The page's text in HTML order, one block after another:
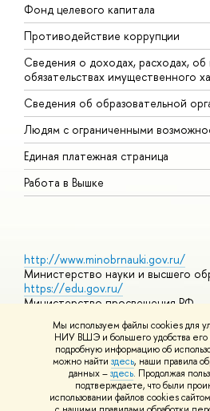
Мы используем файлы cookies для
НИУ ВШЭ и большего удобства его
подробную информацию об
можно найти здесь, наши правила
данных –здесь. Продолжая
подтверждаете, что были
использовании файлов cookies
Фонд целевого капитала
Противодействие коррупции
Сведения о доходах, расходах,
обязательствах имущественного
Сведения об образовательной
Людям с ограниченными
Единая платежная страница
Работа в Вышке
http://www.minobrnauki.gov.ru/
Министерство науки и высшего
https://edu.gov.ru/
Министерство просвещения РФ
Массовые открытые онлайн-курсы
© НИУ ВШЭ 1993–2026 Адреса и
использования материалов Политика